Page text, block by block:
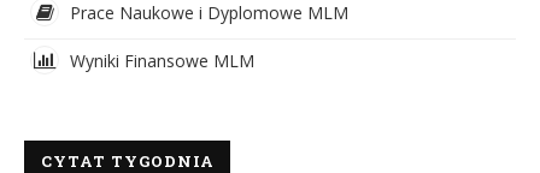
Prace Naukowe i Dyplomowe MLM
Wyniki Finansowe MLM
CYTAT TYGODNIA